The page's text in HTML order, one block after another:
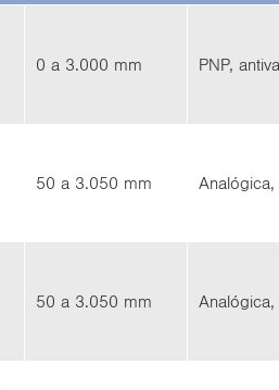
0 a 3.000 mm PNP,
50 a 3.050 mm
50 a 3.050 mm